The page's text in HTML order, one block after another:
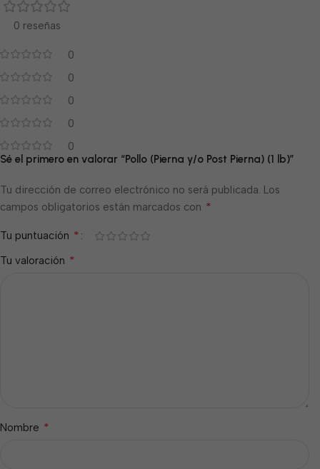
0 reseñas
0
0
0
0
0
Sé el primero en valorar “Pollo (Pierna y/o Post Pierna) (1 lb)”
Tu dirección de correo electrónico no será publicada. Los
campos obligatorios están marcados con *
Tu puntuación *
Tu valoración *
Nombre *